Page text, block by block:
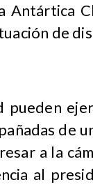
Antártica
de
pueden
de
a la
al